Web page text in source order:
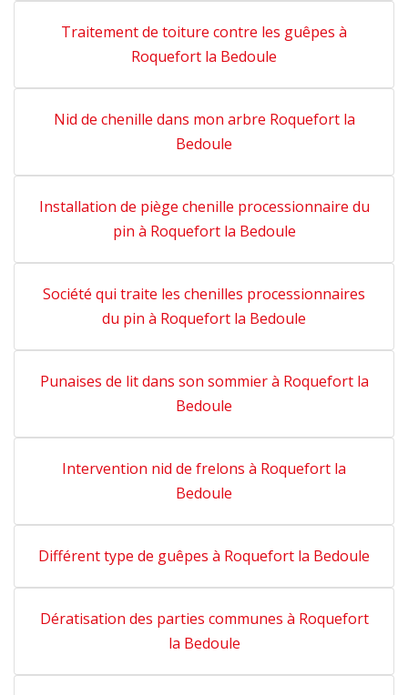
Traitement de toiture contre les guêpes à
Roquefort la Bedoule
Nid de chenille dans mon arbre Roquefort la
Bedoule
Installation de piège chenille processionnaire du
pin à Roquefort la Bedoule
Société qui traite les chenilles processionnaires
du pin à Roquefort la Bedoule
Punaises de lit dans son sommier à Roquefort la
Bedoule
Intervention nid de frelons à Roquefort la
Bedoule
Différent type de guêpes à Roquefort la Bedoule
Dératisation des parties communes à Roquefort
la Bedoule